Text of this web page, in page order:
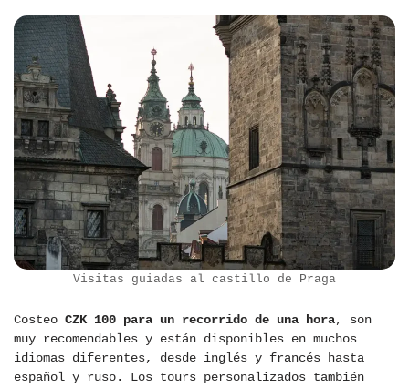
Visitas guiadas al castillo de Praga
Costeo CZK 100 para un recorrido de una hora, son
muy recomendables y están disponibles en muchos
idiomas diferentes, desde inglés y francés hasta
español y ruso. Los tours personalizados también